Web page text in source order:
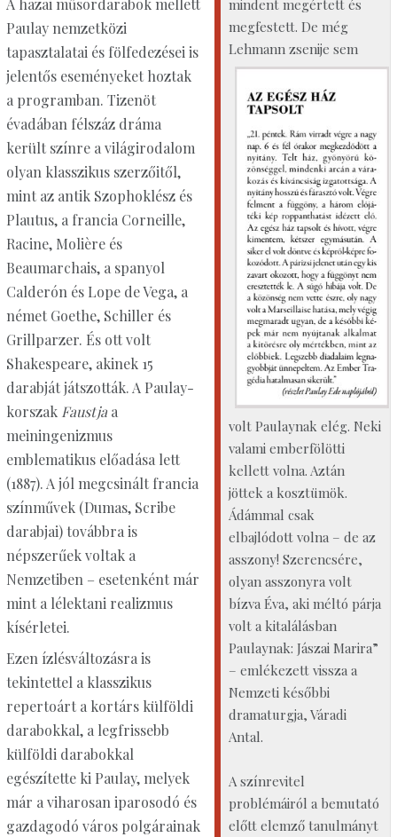
mindent megértett és
megfestett. De még
Lehmann zsenije sem
volt Paulaynak elég. Neki
valami emberfölötti
kellett volna. Aztán
jöttek a kosztümök.
Ádámmal csak
elbajlódott volna – de az
asszony! Szerencsére,
olyan asszonyra volt
bízva Éva, aki méltó párja
volt a kitalálásban
Paulaynak: Jászai Marira”
– emlékezett vissza a
Nemzeti későbbi
dramaturgja, Váradi
Antal.
A színrevitel
problémáiról a bemutató
előtt elemző tanulmányt
A hazai műsordarabok mellett
Paulay nemzetközi
tapasztalatai és fölfedezései is
jelentős eseményeket hoztak
a programban. Tizenöt
évadában félszáz dráma
került színre a világirodalom
olyan klasszikus szerzőitől,
mint az antik Szophoklész és
Plautus, a francia Corneille,
Racine, Molière és
Beaumarchais, a spanyol
Calderón és Lope de Vega, a
német Goethe, Schiller és
Grillparzer. És ott volt
Shakespeare, akinek 15
darabját játszották. A Paulay-
korszak Faustjaa
meiningenizmus
emblematikus előadása lett
(1887). A jól megcsinált francia
színművek (Dumas, Scribe
darabjai) továbbra is
népszerűek voltak a
Nemzetiben – esetenként már
mint a lélektani realizmus
kísérletei.
Ezen ízlésváltozásra is
tekintettel a klasszikus
repertoárt a kortárs külföldi
darabokkal, a legfrissebb
külföldi darabokkal
egészítette ki Paulay, melyek
már a viharosan iparosodó és
gazdagodó város polgárainak